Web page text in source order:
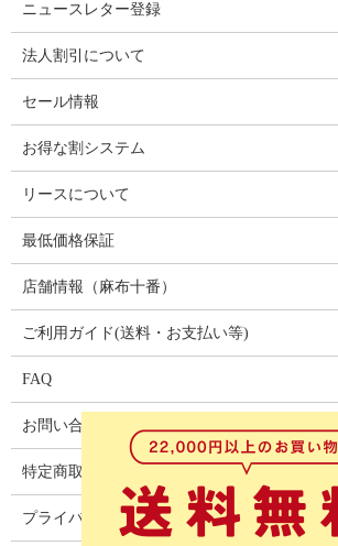
ニュースレター登録
法人割引について
セール情報
お得な割システム
リースについて
最低価格保証
店舗情報（麻布十番）
ご利用ガイド(送料・お支払い等)
FAQ
お問い合わせ
特定商取引法に基づく表記
プライバシーポリシー